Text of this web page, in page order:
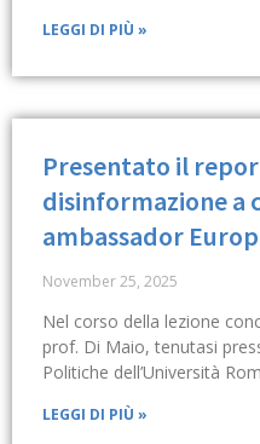
LEGGI DI PIÙ »
Presentato il
disinformazione a
ambassador
November 25, 2025
Nel corso della lezione
prof. Di Maio, tenutasi
Politiche dell’Università
LEGGI DI PIÙ »